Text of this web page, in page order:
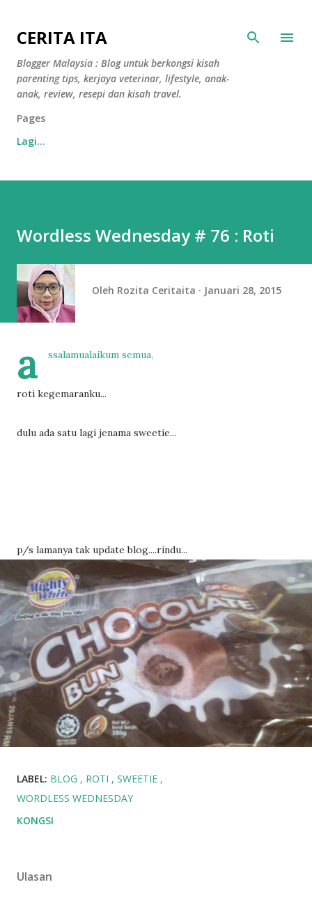
CERITA ITA
Blogger Malaysia : Blog untuk berkongsi kisah
parenting tips, kerjaya veterinar, lifestyle, anak-
anak, review, resepi dan kisah travel.
Pages
Lagi…
Wordless Wednesday # 76 : Roti
Oleh Rozita Ceritaita Januari 28, 2015
a ssalamualaikum semua,
roti kegemaranku...
dulu ada satu lagi jenama sweetie...
p/s lamanya tak update blog....rindu...
LABEL: BLOG ROTI
SWEETIE
WORDLESS WEDNESDAY
KONGSI
Ulasan